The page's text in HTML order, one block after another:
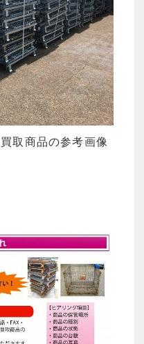
取商品の参考画像